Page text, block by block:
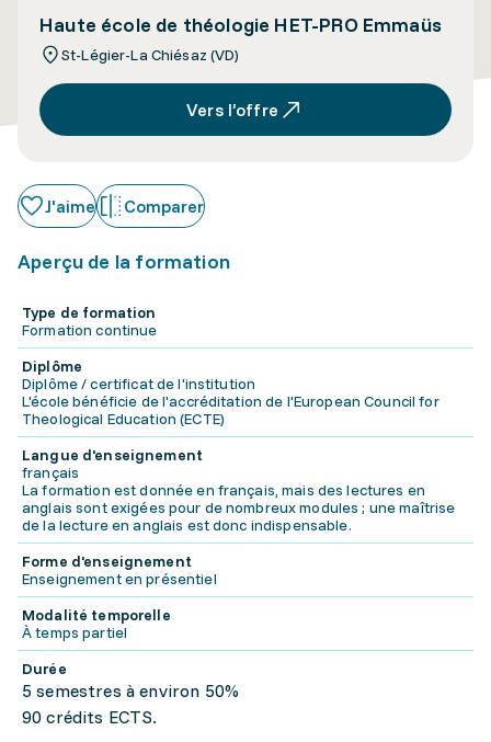
Haute école de théologie HET-PRO Emmaüs
St-Légier-La Chiésaz (VD)
Vers l’offre
J'aime Comparer
Aperçu de la formation
Type de formation
Formation continue
Diplôme
Diplôme / certificat de l'institution
L'école bénéficie de l'accréditation de l'European Council for
Theological Education (ECTE)
Langue d'enseignement
français
La formation est donnée en français, mais des lectures en
anglais sont exigées pour de nombreux modules ; une maîtrise
de la lecture en anglais est donc indispensable.
Forme d'enseignement
Enseignement en présentiel
Modalité temporelle
À temps partiel
Durée
5 semestres à environ 50%
90 crédits ECTS.